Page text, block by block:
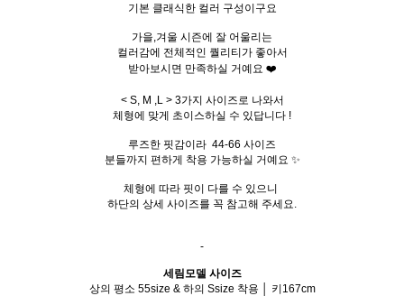
기본 클래식한 컬러 구성이구요
가을,겨울 시즌에 잘 어울리는
컬러감에 전체적인 퀄리티가 좋아서
받아보시면 만족하실 거예요 ❤️
< S, M ,L > 3가지 사이즈로 나와서
체형에 맞게 초이스하실 수 있답니다 !
루즈한 핏감이라 44-66 사이즈
분들까지 편하게 착용 가능하실 거예요 ✨
체형에 따라 핏이 다를 수 있으니
하단의 상세 사이즈를 꼭 참고해 주세요.
-
세림모델 사이즈
상의 평소 55size & 하의 Ssize 착용 │ 키167cm